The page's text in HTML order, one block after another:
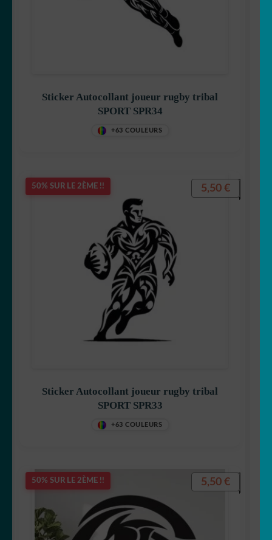
Sticker Autocollant joueur rugby tribal
SPORT SPR34
+63 COULEURS
50% SUR LE 2ÈME !!
Sticker Autocollant joueur rugby tribal
SPORT SPR33
+63 COULEURS
5,50 €
50% SUR LE 2ÈME !! 5,50 €